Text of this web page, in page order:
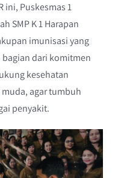
ini, Puskesmas 1
SMP K 1 Harapan
imunisasi yang
dari komitmen
kesehatan
agar tumbuh
penyakit.